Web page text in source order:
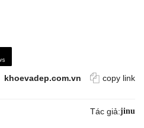
khoevadep.com.vn copy link
Tác giả:jinu